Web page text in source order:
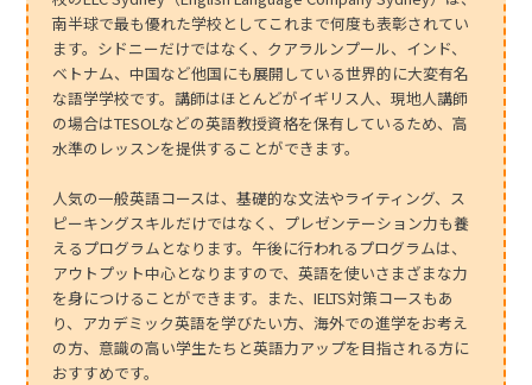
南半球で最も優れた学校としてこれまで何度も表彰されてい
ます。シドニーだけではなく、クアラルンプール、インド、
ベトナム、中国など他国にも展開している世界的に大変有名
な語学学校です。講師はほとんどがイギリス人、現地人講師
の場合はTESOLなどの英語教授資格を保有しているため、高
水準のレッスンを提供することができます。
人気の一般英語コースは、基礎的な文法やライティング、ス
ピーキングスキルだけではなく、プレゼンテーション力も養
えるプログラムとなります。午後に行われるプログラムは、
アウトプット中心となりますので、英語を使いさまざまな力
を身につけることができます。また、IELTS対策コースもあ
り、アカデミック英語を学びたい方、海外での進学をお考え
の方、意識の高い学生たちと英語力アップを目指される方に
おすすめです。